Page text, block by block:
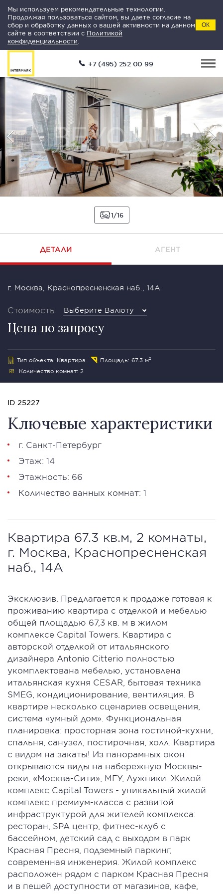
Мы используем рекомендательные технологии.
Продолжая пользоваться сайтом, вы даете согласие на
сбор и обработку данных о вашей активности на данном
сайте в соответствии с Политикой
конфиденциальности
ОК
+7 (495) 252 00 99
1 16
ДЕТАЛИ АГЕНТ
г. Москва, Краснопресненская наб., 14А
Стоимость Выберите Валюту
Цена по запросу
Тип объекта: Квартира
Площадь: 67.3 м²
Количество комнат: 2
ID 25227
Ключевые характеристики
г. Санкт-Петербург
Этаж: 14
Этажность: 66
Количество ванных комнат: 1
Квартира 67.3 кв.м, 2 комнаты,
г. Москва, Краснопресненская
наб., 14А
Эксклюзив. Предлагается к продаже готовая к
проживанию квартира с отделкой и мебелью
общей площадью 67,3 кв. м в жилом
комплексе Capital Towers. Квартира с
авторской отделкой от итальянского
дизайнера Antonio Citterio полностью
укомплектована мебелью, установлена
итальянская кухня CESAR, бытовая техника
SMEG, кондиционирование, вентиляция. В
квартире несколько сценариев освещения,
система «умный дом». Функциональная
планировка: просторная зона гостиной-кухни,
спальня, санузел, постирочная, холл. Квартира
с видом на закаты! Из панорамных окон
открываются виды на набережную Москвы-
реки, «Москва-Сити», МГУ, Лужники. Жилой
комплекс Capital Towers - уникальный жилой
комплекс премиум-класса с развитой
инфраструктурой для жителей комплекса:
ресторан, SPA центр, фитнес-клуб с
бассейном, детский сад с выходом в парк
Красная Пресня, подземный паркинг,
современная инженерия. Жилой комплекс
расположен рядом с парком Красная Пресня
и в пешей доступности от магазинов, кафе,